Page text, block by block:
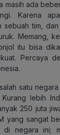
masih ada
Karena
sebuah tim,
Memang,
itu bisa
Percaya
satu
lebih
250 juta
yang sangat
negara ini;